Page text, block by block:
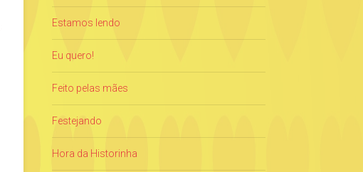
Estamos lendo
Eu quero!
Feito pelas mães
Festejando
Hora da Historinha